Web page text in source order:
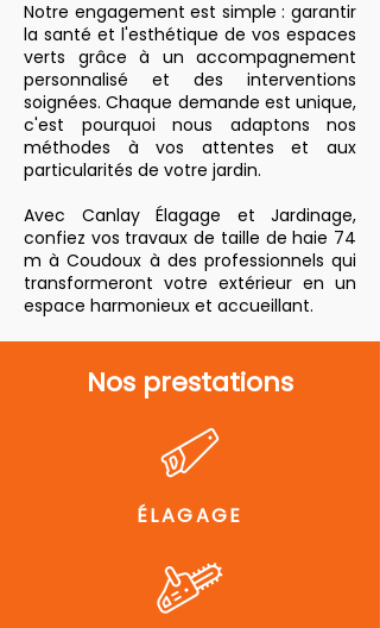
Notre engagement est simple : garantir
la santé et l'esthétique de vos espaces
verts grâce à un accompagnement
personnalisé et des interventions
soignées. Chaque demande est unique,
c'est pourquoi nous adaptons nos
méthodes à vos attentes et aux
particularités de votre jardin.
Avec Canlay Élagage et Jardinage,
confiez vos travaux de taille de haie 74
m à Coudoux à des professionnels qui
transformeront votre extérieur en un
espace harmonieux et accueillant.
Nos prestations
ÉLAGAGE